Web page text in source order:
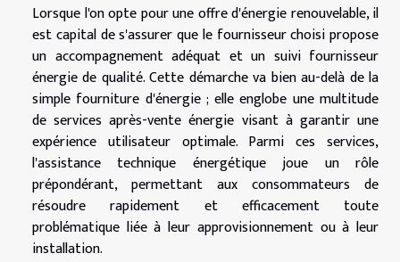
Lorsque l'on opte pour une offre d'énergie renouvelable, il
est capital de s'assurer que le fournisseur choisi propose
un accompagnement adéquat et un suivi fournisseur
énergie de qualité. Cette démarche va bien au-delà de la
simple fourniture d'énergie ; elle englobe une multitude
de services après-vente énergie visant à garantir une
expérience utilisateur optimale. Parmi ces services,
l'assistance technique énergétique joue un rôle
prépondérant, permettant aux consommateurs de
résoudre rapidement et efficacement toute
problématique liée à leur approvisionnement ou à leur
installation.